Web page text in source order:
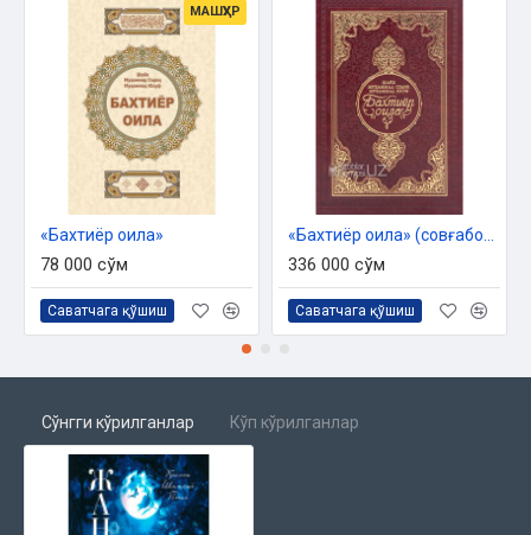
МАШҲУР
«Бахтиёр оила»
78 000 сўм
Саватчага қўшиш
336 000 сўм
Саватчага қўшиш
Сўнгги кўрилганлар Кўп кўрилганлар